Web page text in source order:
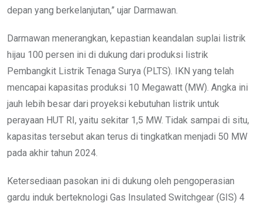
depan yang berkelanjutan,” ujar Darmawan.
Darmawan menerangkan, kepastian keandalan suplai listrik
hijau 100 persen ini di dukung dari produksi listrik
Pembangkit Listrik Tenaga Surya (PLTS). IKN yang telah
mencapai kapasitas produksi 10 Megawatt (MW). Angka ini
jauh lebih besar dari proyeksi kebutuhan listrik untuk
perayaan HUT RI, yaitu sekitar 1,5 MW. Tidak sampai di situ,
kapasitas tersebut akan terus di tingkatkan menjadi 50 MW
pada akhir tahun 2024.
Ketersediaan pasokan ini di dukung oleh pengoperasian
gardu induk berteknologi Gas Insulated Switchgear (GIS) 4